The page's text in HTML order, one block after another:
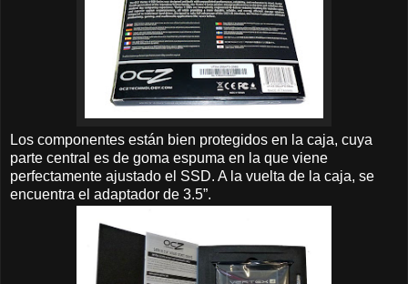
Los componentes están bien protegidos en la caja, cuya
parte central es de goma espuma en la que viene
perfectamente ajustado el SSD. A la vuelta de la caja, se
encuentra el adaptador de 3.5”.